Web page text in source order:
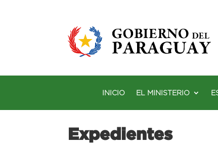
INICIO EL MINISTERIO
Expedientes